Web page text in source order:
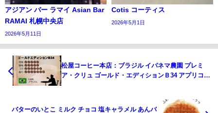
アジアン バー ラマイ Asian Bar
RAMAI 札幌中央店
2026年5月11日
Cotis コーティス
2026年5月1日
松屋コーヒー本店：ブラジル イパネマ農園 プレミ
ア・クリュ ゴールド・エディションＢ34 アプリコッ
バターのいとこ ミルク チョコ 塩キャラメル あんバ